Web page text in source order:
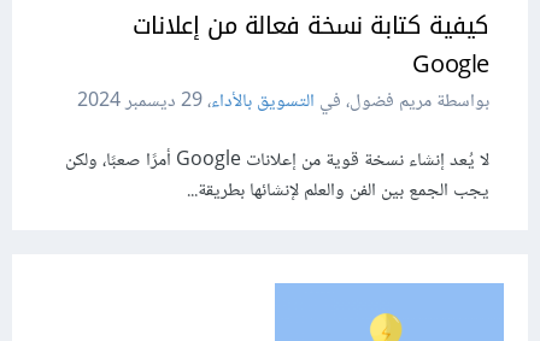
كيفية كتابة نسخة فعالة من إعلانات
Google
بواسطة مريم فضول، في التسويق بالأداء،29 ديسمبر 2024
لا يُعد إنشاء نسخة قوية من إعلانات Google أمرًا صعبًا، ولكن
يجب الجمع بين الفن والعلم لإنشائها بطريقة...